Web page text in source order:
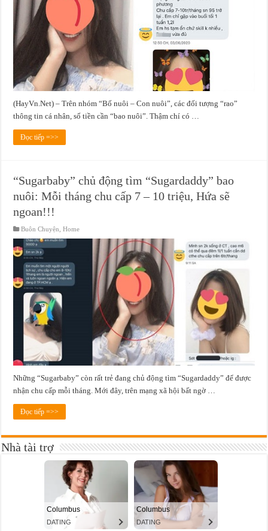
(HayVn.Net) – Trên nhóm “Bố nuôi – Con nuôi”, các đối tượng “rao”
thông tin cá nhân, số tiền cần “bao nuôi”. Thậm chí có …
Đọc tiếp =>>
“Sugarbaby” chủ động tìm “Sugardaddy” bao
nuôi: Mỗi tháng chu cấp 7 – 10 triệu, Hứa sẽ
ngoan!!!
Buôn Chuyện ,Home
Những “Sugarbaby” còn rất trẻ đang chủ động tìm “Sugardaddy” để được
nhận chu cấp mỗi tháng. Mới đây, trên mạng xã hội bất ngờ …
Đọc tiếp =>>
Nhà tài trợ